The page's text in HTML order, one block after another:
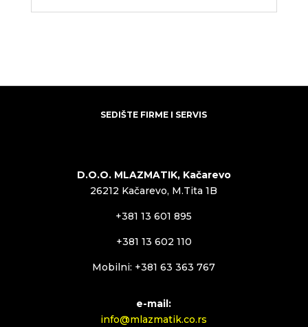
SEDIŠTE FIRME I SERVIS
D.O.O. MLAZMATIK, Kačarevo
26212 Kačarevo, M.Tita 1B
+381 13 601 895
+381 13 602 110
Mobilni: +381 63 363 767
e-mail:
info@mlazmatik.co.rs